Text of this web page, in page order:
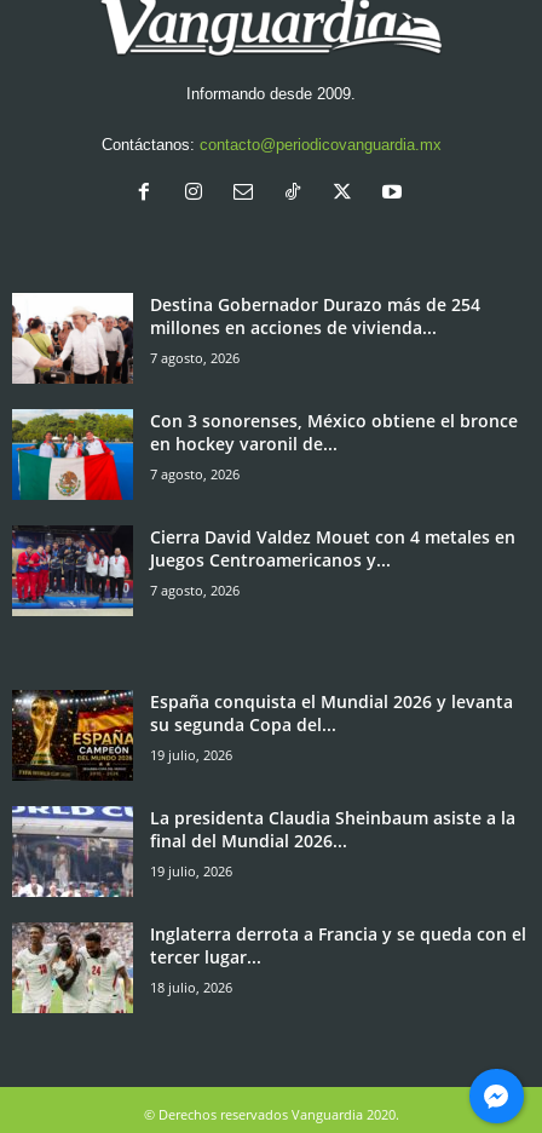
Informando desde 2009.
Contáctanos: contacto@periodicovanguardia.mx
Destina Gobernador Durazo más de 254
millones en acciones de vivienda...
7 agosto, 2026
Con 3 sonorenses, México obtiene el bronce
en hockey varonil de...
7 agosto, 2026
Cierra David Valdez Mouet con 4 metales en
Juegos Centroamericanos y...
7 agosto, 2026
España conquista el Mundial 2026 y levanta
su segunda Copa del...
19 julio, 2026
La presidenta Claudia Sheinbaum asiste a la
final del Mundial 2026...
19 julio, 2026
Inglaterra derrota a Francia y se queda con el
tercer lugar...
18 julio, 2026
© Derechos reservados Vanguardia 2020.